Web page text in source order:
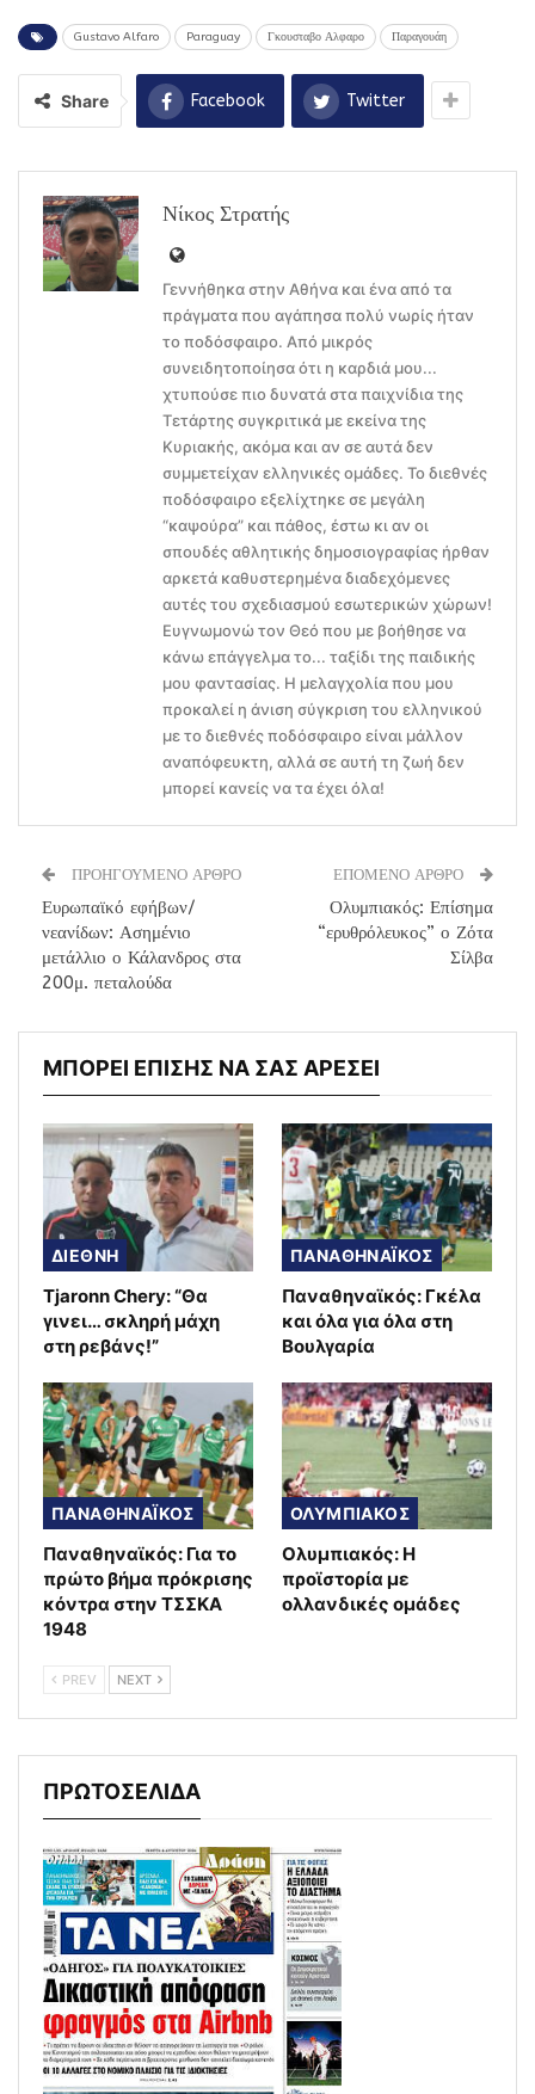
Gustavo Alfaro Paraguay Γκουσταβο Αλφαρο Παραγουάη
Share Facebook Twitter
Νίκος Στρατής
Γεννήθηκα στην Αθήνα και ένα από τα
πράγματα που αγάπησα πολύ νωρίς ήταν
το ποδόσφαιρο. Από μικρός
συνειδητοποίησα ότι η καρδιά μου...
χτυπούσε πιο δυνατά στα παιχνίδια της
Τετάρτης συγκριτικά με εκείνα της
Κυριακής, ακόμα και αν σε αυτά δεν
συμμετείχαν ελληνικές ομάδες. Το διεθνές
ποδόσφαιρο εξελίχτηκε σε μεγάλη
“καψούρα” και πάθος, έστω κι αν οι
σπουδές αθλητικής δημοσιογραφίας ήρθαν
αρκετά καθυστερημένα διαδεχόμενες
αυτές του σχεδιασμού εσωτερικών χώρων!
Ευγνωμονώ τον Θεό που με βοήθησε να
κάνω επάγγελμα το... ταξίδι της παιδικής
μου φαντασίας. Η μελαγχολία που μου
προκαλεί η άνιση σύγκριση του ελληνικού
με το διεθνές ποδόσφαιρο είναι μάλλον
αναπόφευκτη, αλλά σε αυτή τη ζωή δεν
μπορεί κανείς να τα έχει όλα!
ΠΡΟΗΓΟΥΜΕΝΟ ΑΡΘΡΟ
Ευρωπαϊκό εφήβων/
νεανίδων: Ασημένιο
μετάλλιο ο Κάλανδρος στα
200μ. πεταλούδα
ΕΠΟΜΕΝΟ ΑΡΘΡΟ
Ολυμπιακός: Επίσημα
“ερυθρόλευκος” ο Ζότα
Σίλβα
ΜΠΟΡΕΙ ΕΠΙΣΗΣ ΝΑ ΣΑΣ ΑΡΕΣΕΙ
ΔΙΕΘΝΗ
Tjaronn Chery: “Θα
γινει… σκληρή μάχη
στη ρεβάνς!”
ΠΑΝΑΘΗΝΑΪΚΟΣ
Παναθηναϊκός: Γκέλα
και όλα για όλα στη
Βουλγαρία
ΠΑΝΑΘΗΝΑΪΚΟΣ
Παναθηναϊκός: Για το
πρώτο βήμα πρόκρισης
κόντρα στην ΤΣΣΚΑ
1948
ΟΛΥΜΠΙΑΚΟΣ
Ολυμπιακός: Η
προϊστορία με
ολλανδικές ομάδες
PREV NEXT
ΠΡΩΤΟΣΕΛΙΔΑ